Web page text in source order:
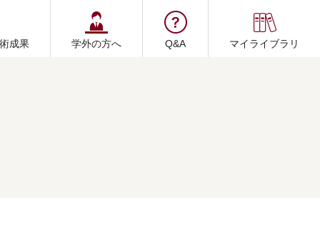
成果 学外の方へ Q&A マイライブラリ